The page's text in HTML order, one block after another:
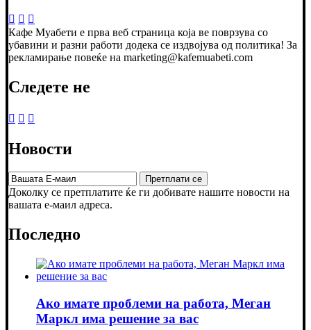
Кафе Муабети е прва веб страница која ве поврзува со
убавини и разни работи додека се издвојува од политика! За
рекламирање повеќе на marketing@kafemuabeti.com
Следете не
Новости
Доколку се претплатите ќе ги добивате нашите новости на
вашата е-маил адреса.
Последно
Ако имате проблеми на работа, Меган
Маркл има решение за вас